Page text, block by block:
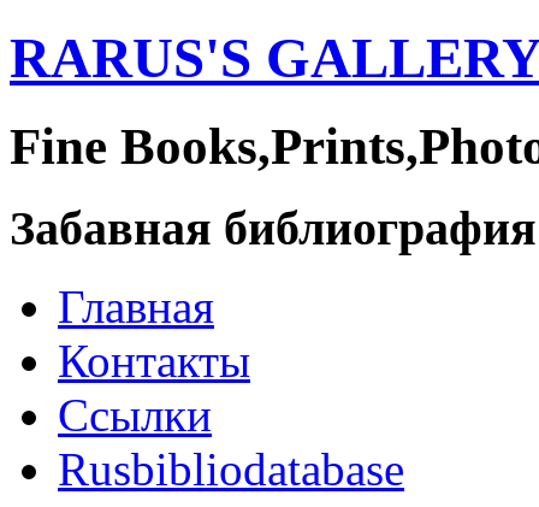
RARUS'S
Fine
Забавная библиография
Главная
Контакты
Ссылки
Rusbibliodatabase